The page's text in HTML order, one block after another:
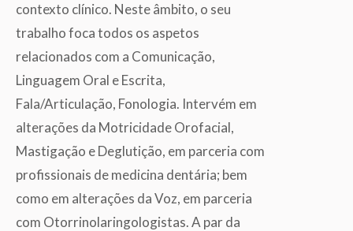
contexto clínico. Neste âmbito, o seu
trabalho foca todos os aspetos
relacionados com a Comunicação,
Linguagem Oral e Escrita,
Fala/Articulação, Fonologia. Intervém em
alterações da Motricidade Orofacial,
Mastigação e Deglutição, em parceria com
profissionais de medicina dentária; bem
como em alterações da Voz, em parceria
com Otorrinolaringologistas. A par da